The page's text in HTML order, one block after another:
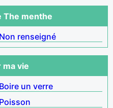
The menthe
Non renseigné
ma vie
Boire un verre
Poisson